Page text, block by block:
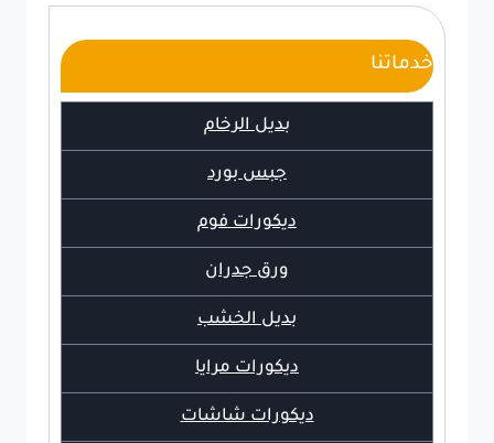
خدماتنا
بديل الرخام
جبس بورد
ديكورات فوم
ورق جدران
بديل الخشب
ديكورات مرايا
ديكورات شاشات